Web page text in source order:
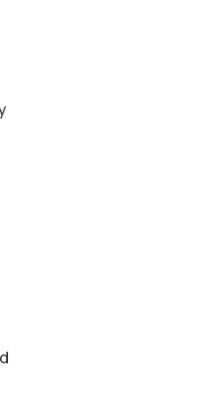
CONFLICT
By Alishey Khan
Khan Novel20944
Marriage | Revenge
| Action Romance |